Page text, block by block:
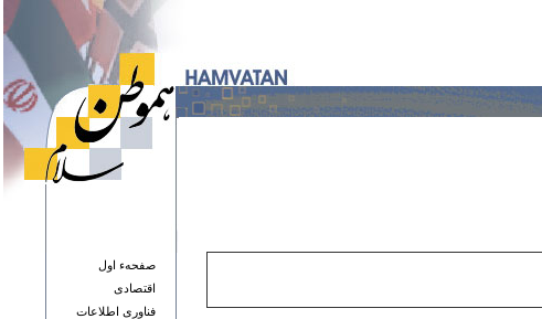
صفحهء اول
اقتصادی
فناوری اطلاعات